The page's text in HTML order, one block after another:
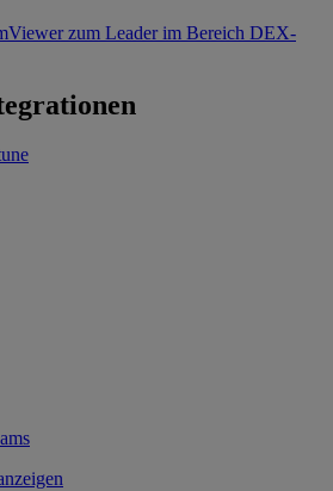
zum Leader im Bereich DEX-